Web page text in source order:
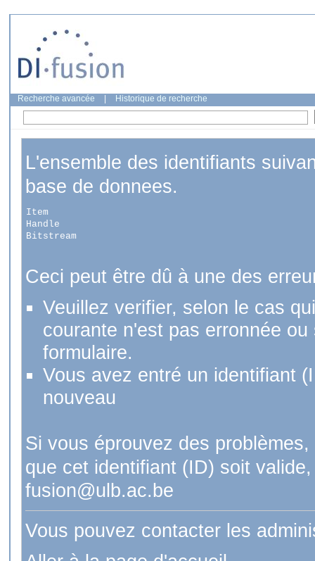
Recherche avancée Historique de recherche
L'ensemble des identifiants
base de donnees.
Item
Handle
Bitstream
Ceci peut être dû à une des
Veuillez verifier, selon le cas
courante n'est pas erronnée
formulaire.
Vous avez entré un identifiant
nouveau
Si vous éprouvez des
que cet identifiant (ID) soit
fusion@ulb.ac.be
Vous pouvez contacter les